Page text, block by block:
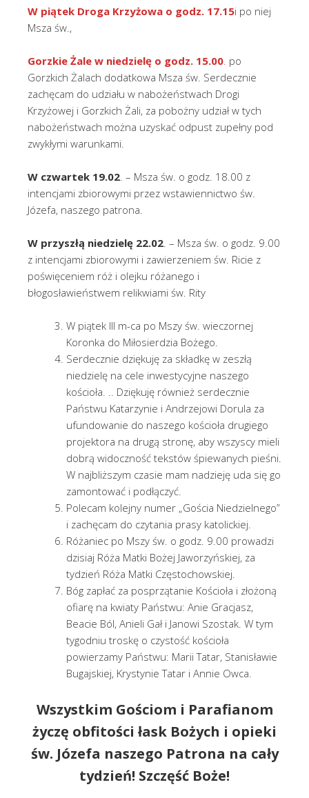
W piątek Droga Krzyżowa o godz. 17.15i po niej
Msza św.,
Gorzkie Żale w niedzielę o godz. 15.00 po
Gorzkich Żalach dodatkowa Msza św. Serdecznie
zachęcam do udziału w nabożeństwach Drogi
Krzyżowej i Gorzkich Żali, za pobożny udział w tych
nabożeństwach można uzyskać odpust zupełny pod
zwykłymi warunkami.
W czwartek 19.02 . – Msza św. o godz. 18.00 z
intencjami zbiorowymi przez wstawiennictwo św.
Józefa, naszego patrona.
W przyszłą niedzielę 22.02 . – Msza św. o godz. 9.00
z intencjami zbiorowymi i zawierzeniem św. Ricie z
poświęceniem róż i olejku różanego i
błogosławieństwem relikwiami św. Rity
W piątek III m-ca po Mszy św. wieczornej
Koronka do Miłosierdzia Bożego.
Serdecznie dziękuję za składkę w zeszłą
niedzielę na cele inwestycyjne naszego
kościoła. .. Dziękuję również serdecznie
Państwu Katarzynie i Andrzejowi Dorula za
ufundowanie do naszego kościoła drugiego
projektora na drugą stronę, aby wszyscy mieli
dobrą widoczność tekstów śpiewanych pieśni.
W najbliższym czasie mam nadzieję uda się go
zamontować i podłączyć.
Polecam kolejny numer „Gościa Niedzielnego”
i zachęcam do czytania prasy katolickiej.
Różaniec po Mszy św. o godz. 9.00 prowadzi
dzisiaj Róża Matki Bożej Jaworzyńskiej, za
tydzień Róża Matki Częstochowskiej.
Bóg zapłać za posprzątanie Kościoła i złożoną
ofiarę na kwiaty Państwu: Anie Gracjasz,
Beacie Ból, Anieli Gał i Janowi Szostak. W tym
tygodniu troskę o czystość kościoła
powierzamy Państwu: Marii Tatar, Stanisławie
Bugajskiej, Krystynie Tatar i Annie Owca.
Wszystkim Gościom i Parafianom
życzę obfitości łask Bożych i opieki
św. Józefa naszego Patrona na cały
tydzień! Szczęść Boże!